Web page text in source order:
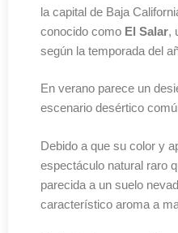
la capital de Baja
conocido como El Salar,
según la temporada del
En verano parece un
escenario desértico
Debido a que su color y
espectáculo natural raro
parecida a un suelo
característico aroma a